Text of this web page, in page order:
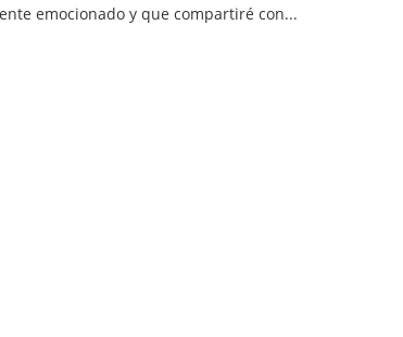
emocionado y que compartiré con...